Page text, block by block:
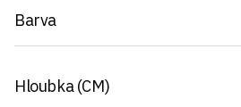
Barva
Hloubka (CM)